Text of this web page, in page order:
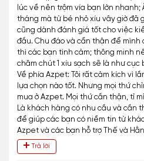
lúc về nên trộm vía bạn lớn nhanh;
tháng mà từ bé nhỏ xíu vây giờ đã
cũng dành đánh giá tốt cho việc
đầu. Chu đáo và cẩn thận để mình
thì các bạn tình cảm; thông minh
chăm chút 1 xíu sạch sẽ là như cục
Về phía Azpet: Tôi rất cảm kích vì
lựa chọn nào tốt. Nhưng mọi thứ
mua ở Azpet. Mọi thứ cần thận, tỉ
Là khách hàng có nhu cầu và cần
để giúp các bạn có niềm tin từ
Azpet và các bạn hỗ trợ Thế và
Trả lời